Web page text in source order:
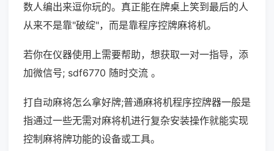
数人编出来逗你玩的。真正能在牌桌上笑到最后的人
从来不是靠"破绽"，而是靠程序控牌麻将机。
若你在仪器使用上需要帮助，想获取一对一指导，添
加微信号; sdf6770 随时交流 。
打自动麻将怎么拿好牌;普通麻将机程序控牌器一般是
指通过一些无需对麻将机进行复杂安装操作就能实现
控制麻将牌功能的设备或工具。